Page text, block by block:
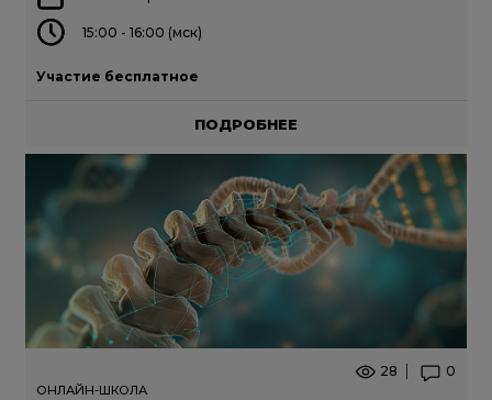
15:00 - 16:00 (мск)
Участие бесплатное
ПОДРОБНЕЕ
28 0
ОНЛАЙН-ШКОЛА